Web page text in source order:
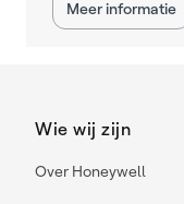
Meer informatie
Wie wij zijn
Over Honeywell